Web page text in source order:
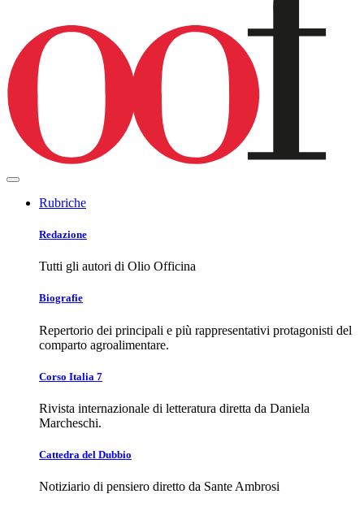
Rubriche
Redazione
Tutti gli autori di Olio Officina
Biografie
Repertorio dei principali e più rappresentativi protagonisti del
comparto agroalimentare.
Corso Italia 7
Rivista internazionale di letteratura diretta da Daniela
Marcheschi.
Cattedra del Dubbio
Notiziario di pensiero diretto da Sante Ambrosi